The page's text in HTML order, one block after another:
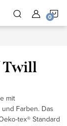
Twill
mit
Farben. Das
tex® Standard